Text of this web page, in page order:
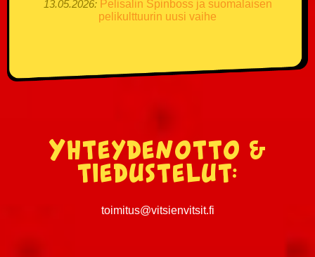
13.05.2026: Pelisalin Spinboss ja suomalaisen
pelikulttuurin uusi vaihe
Yhteydenotto &
tiedustelut:
toimitus@vitsienvitsit.fi